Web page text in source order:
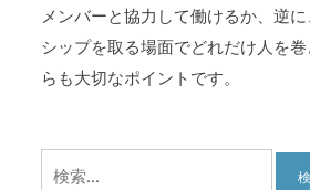
メンバーと協力して働けるか、逆
シップを取る場面でどれだけ人を
らも大切なポイントです。